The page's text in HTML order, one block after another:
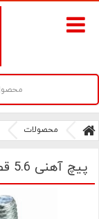
سامانه آنلاین
محصولات
پیچ آهنی 5.6 قطر 10 طول 90 میلیمتر M 10*90